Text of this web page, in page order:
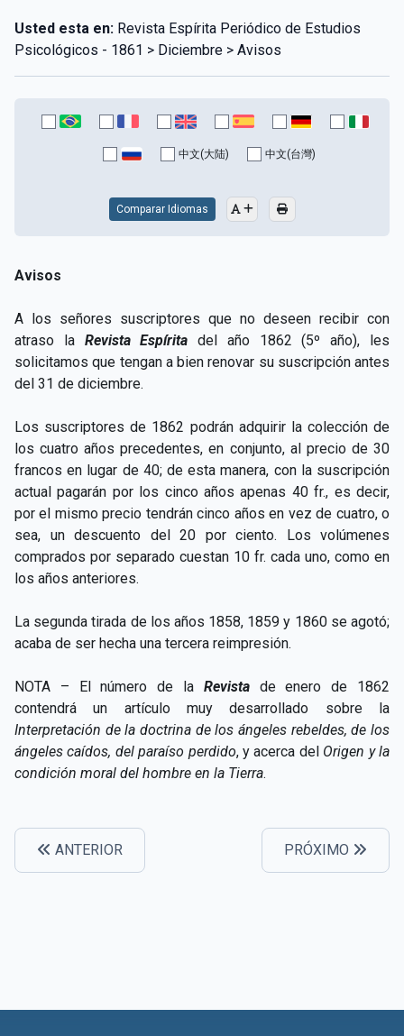
Usted esta en: Revista Espírita Periódico de Estudios
Psicológicos - 1861 > Diciembre > Avisos
中文(大陆) 中文(台灣)
Comparar Idiomas
Avisos
A los señores suscriptores que no deseen recibir con
atraso la Revista Espírita del año 1862 (5º año), les
solicitamos que tengan a bien renovar su suscripción antes
del 31 de diciembre.
Los suscriptores de 1862 podrán adquirir la colección de
los cuatro años precedentes, en conjunto, al precio de 30
francos en lugar de 40; de esta manera, con la suscripción
actual pagarán por los cinco años apenas 40 fr., es decir,
por el mismo precio tendrán cinco años en vez de cuatro, o
sea, un descuento del 20 por ciento. Los volúmenes
comprados por separado cuestan 10 fr. cada uno, como en
los años anteriores.
La segunda tirada de los años 1858, 1859 y 1860 se agotó;
acaba de ser hecha una tercera reimpresión.
NOTA – El número de la Revistade enero de 1862
contendrá un artículo muy desarrollado sobre la
Interpretación de la doctrina de los ángeles rebeldes, de los
ángeles caídos, del paraíso perdido, y acerca del Origen y la
condición moral del hombre en la Tierra.
ANTERIOR PRÓXIMO